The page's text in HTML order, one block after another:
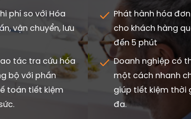
phí so với Hóa
vận chuyển, lưu
tác tra cứu hóa
bộ với phần
toán tiết kiệm
Phát hành hóa
cho khách hàng
đến 5 phút
Doanh nghiệp có
một cách nhanh
giúp tiết kiệm thời
đa.